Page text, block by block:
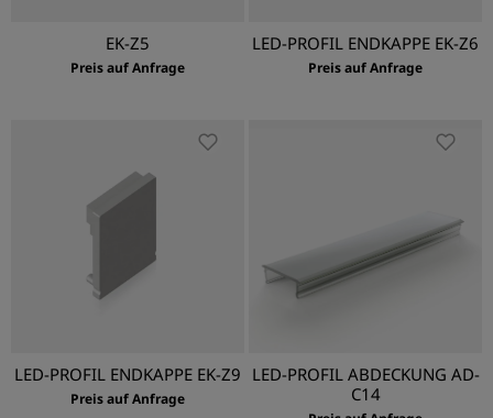
EK-Z5
Preis auf Anfrage
LED-PROFIL ENDKAPPE EK-Z6
Preis auf Anfrage
LED-PROFIL ENDKAPPE EK-Z9
Preis auf Anfrage
LED-PROFIL ABDECKUNG AD-
C14